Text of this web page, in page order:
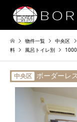
物件一覧 中央区
料
風呂トイレ別
中央区 ボーダーレ